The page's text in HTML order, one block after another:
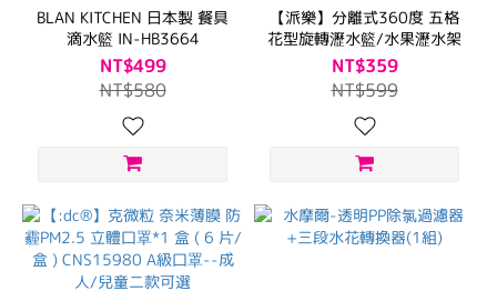
BLAN KITCHEN 日本製 餐具
滴水籃 IN-HB3664
NT$499
NT$580
【派樂】分離式360度 五格
花型旋轉瀝水籃/水果瀝水架
NT$359
NT$599